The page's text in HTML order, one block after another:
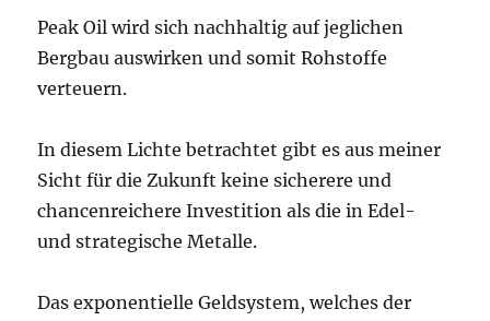
Peak Oil wird sich nachhaltig auf jeglichen
Bergbau auswirken und somit Rohstoffe
verteuern.
In diesem Lichte betrachtet gibt es aus meiner
Sicht für die Zukunft keine sicherere und
chancenreichere Investition als die in Edel-
und strategische Metalle.
Das exponentielle Geldsystem, welches der